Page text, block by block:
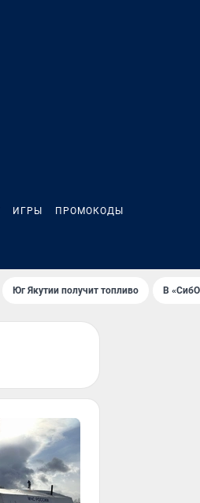
ИГРЫ ПРОМОКОДЫ
Юг Якутии получит топливо В